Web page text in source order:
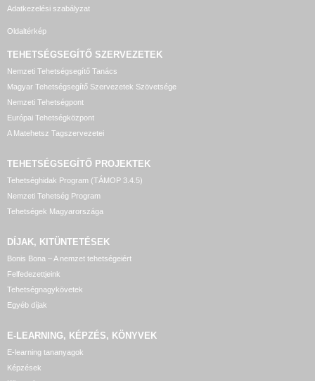
Adatkezelési szabályzat
Oldaltérkép
TEHETSÉGSEGÍTŐ SZERVEZETEK
Nemzeti Tehetségsegítő Tanács
Magyar Tehetségsegítő Szervezetek Szövetsége
Nemzeti Tehetségpont
Európai Tehetségközpont
A Matehetsz Tagszervezetei
TEHETSÉGSEGÍTŐ PROJEKTEK
Tehetséghidak Program (TÁMOP 3.4.5)
Nemzeti Tehetség Program
Tehetségek Magyarországa
DÍJAK, KITÜNTETÉSEK
Bonis Bona – A nemzet tehetségeiért
Felfedezettjeink
Tehetségnagykövetek
Egyéb díjak
E-LEARNING, KÉPZÉS, KÖNYVEK
E-learning tananyagok
Képzések